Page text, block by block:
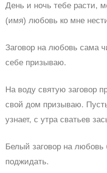
День и ночь тебе расти,
(имя) любовь ко мне
Заговор на любовь сама
себе призываю.
На воду святую заговор
свой дом призываю.
узнает, с утра сватьев
Белый заговор на
поджидать.